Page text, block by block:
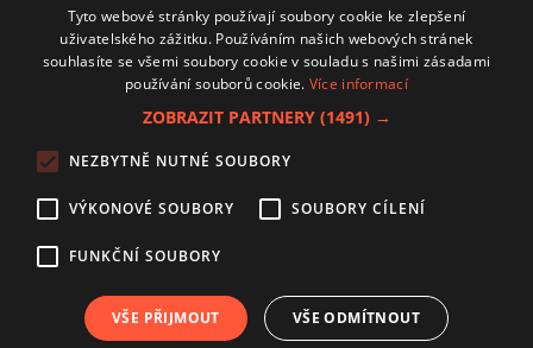
Přihlášením k newsletteru vyjadřujete svůj souhlas spodmínkami
zpracování osobních údajů.
Zásady používání souborů cookies
Autoři
Nastavení cookies
CZECH
Tyto webové stránky používají soubory cookie ke zlepšení
uživatelského zážitku. Používáním našich webových stránek
souhlasíte se všemi soubory cookie v souladu s našimi zásadami
používání souborů cookie. Více informací
ZOBRAZIT PARTNERY (1491) →
NEZBYTNĚ NUTNÉ SOUBORY
VÝKONOVÉ SOUBORY SOUBORY CÍLENÍ
FUNKČNÍ SOUBORY
VŠE PŘIJMOUT VŠE ODMÍTNOUT